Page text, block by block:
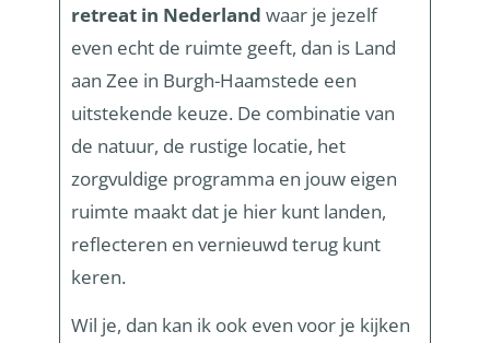
retreat in Nederland waar je jezelf
even echt de ruimte geeft, dan is Land
aan Zee in Burgh-Haamstede een
uitstekende keuze. De combinatie van
de natuur, de rustige locatie, het
zorgvuldige programma en jouw eigen
ruimte maakt dat je hier kunt landen,
reflecteren en vernieuwd terug kunt
keren.
Wil je, dan kan ik ook even voor je kijken